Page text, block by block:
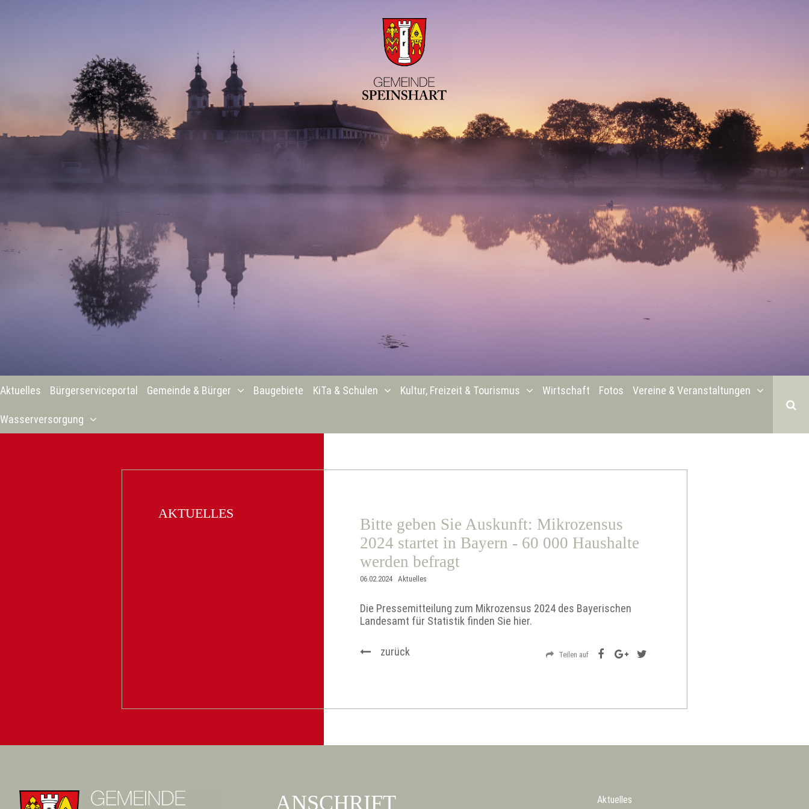
Aktuelles Bürgerserviceportal Gemeinde & Bürger Baugebiete KiTa & Schulen Kultur, Freizeit & Tourismus Wirtschaft Fotos Vereine & Veranstaltungen
Wasserversorgung
AKTUELLES
Bitte geben Sie Auskunft: Mikrozensus
2024 startet in Bayern - 60 000 Haushalte
werden befragt
06.02.2024 Aktuelles
Die Pressemitteilung zum Mikrozensus 2024 des Bayerischen
Landesamt für Statistik finden Sie hier.
zurück Teilen auf
ANSCHRIFT Aktuelles